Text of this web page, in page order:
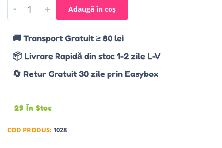
- + Adaugă în coș
🚚 Transport Gratuit ≥ 80 lei
📦 Livrare Rapidă din stoc 1-2 zile L-V
🔄 Retur Gratuit 30 zile prin Easybox
29 În Stoc
COD PRODUS: 1028